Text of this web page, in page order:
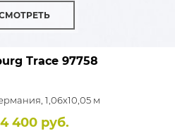
Trace97758
1,06x10,05 м
4 400 руб.